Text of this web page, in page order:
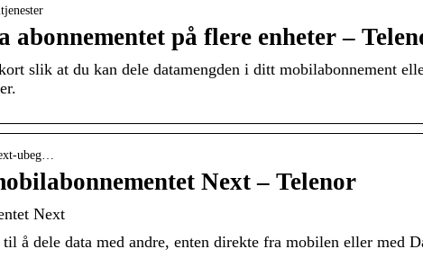
på flere enheter –
slik at du kan dele datamengden i ditt mobilabonnement
ubeg…
Next – Telenor
Next
å dele data med andre, enten direkte fra mobilen eller med